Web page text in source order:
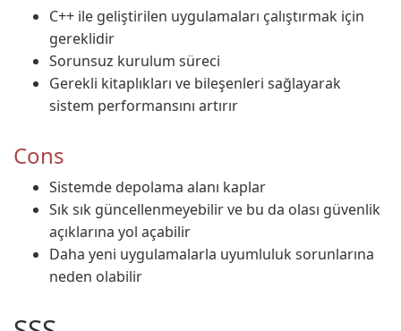
C++ ile geliştirilen uygulamaları çalıştırmak için
gereklidir
Sorunsuz kurulum süreci
Gerekli kitaplıkları ve bileşenleri sağlayarak
sistem performansını artırır
Cons
Sistemde depolama alanı kaplar
Sık sık güncellenmeyebilir ve bu da olası güvenlik
açıklarına yol açabilir
Daha yeni uygulamalarla uyumluluk sorunlarına
neden olabilir